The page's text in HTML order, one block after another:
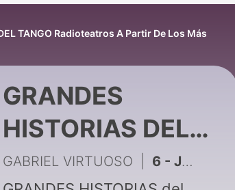
TANGO Radioteatros A Partir De Los Más
GRANDES
HISTORIAS DEL
TANGO
GABRIEL VIRTUOSO 6 - JAPONESITA